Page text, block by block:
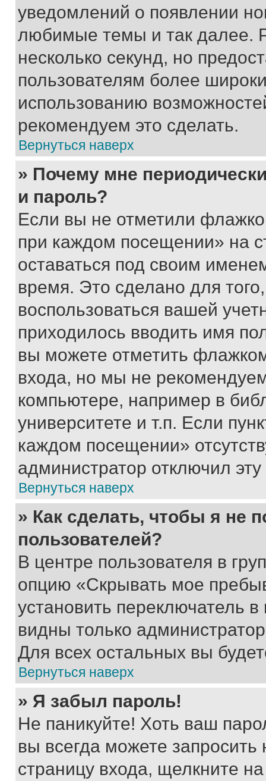
уведомлений о появлении
любимые темы и так далее.
несколько секунд, но
пользователям более
использованию
рекомендуем это сделать.
Вернуться наверх
» Почему мне
и пароль?
Если вы не отметили
при каждом посещении» на
оставаться под своим
время. Это сделано для
воспользоваться вашей
приходилось вводить имя
вы можете отметить
входа, но мы не
компьютере, например в
университете и т.п. Если
каждом посещении»
администратор отключил
Вернуться наверх
» Как сделать, чтобы я не
пользователей?
В центре пользователя в
опцию «Скрывать мое
установить переключатель
видны только
Для всех остальных вы
Вернуться наверх
» Я забыл пароль!
Не паникуйте! Хоть ваш
вы всегда можете
страницу входа, щелкните